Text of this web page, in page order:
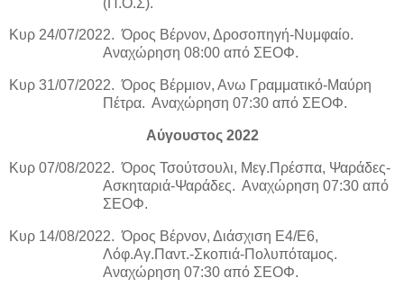
Κυρ 24/07/2022. Όρος Βέρνον, Δροσοπηγή-Νυμφαίο.
Αναχώρηση 08:00 από ΣΕΟΦ.
Κυρ 31/07/2022. Όρος Βέρμιον, Ανω Γραμματικό-Μαύρη
Πέτρα. Αναχώρηση 07:30 από ΣΕΟΦ.
Αύγουστος 2022
Κυρ 07/08/2022. Όρος Τσούτσουλι, Μεγ.Πρέσπα, Ψαράδες-
Ασκηταριά-Ψαράδες. Αναχώρηση 07:30 από
ΣΕΟΦ.
Κυρ 14/08/2022. Όρος Βέρνον, Διάσχιση Ε4/Ε6,
Λόφ.Αγ.Παντ.-Σκοπιά-Πολυπόταμος.
Αναχώρηση 07:30 από ΣΕΟΦ.